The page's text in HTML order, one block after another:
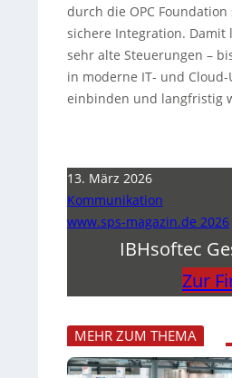
durch die OPC
sichere Integration. Damit
sehr alte Steuerungen –
in moderne IT- und
einbinden und langfristig
13. März 2026
Kommunikation
www.sps-magazin.de 2026
IBHsoftec
Zur
MEHR ZUM THEMA